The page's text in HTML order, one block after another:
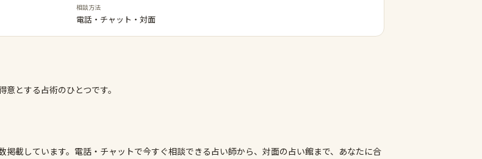
相談方法
電話・チャット・対面
とする占術のひとつです。
掲載しています。電話・チャットで今すぐ相談できる占い師から、対面の占い館まで、あなたに合